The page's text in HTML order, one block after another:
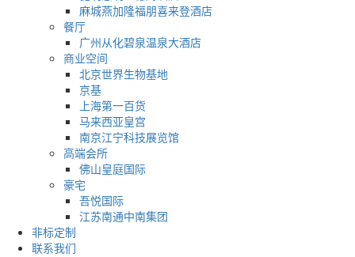
麻城燕加隆福朋喜来登酒店
餐厅
广州从化碧泉温泉大酒店
商业空间
北京世界生物基地
京基
上海第一百货
马来西亚皇宫
南京江宁科技展览馆
高端会所
佛山皇庭国际
豪宅
吾悦国际
江苏南通中南集团
非标定制
联系我们